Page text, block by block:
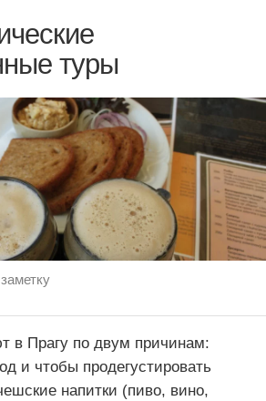
туры
в Прагу по двум причинам:
и чтобы продегустировать
напитки (пиво, вино,